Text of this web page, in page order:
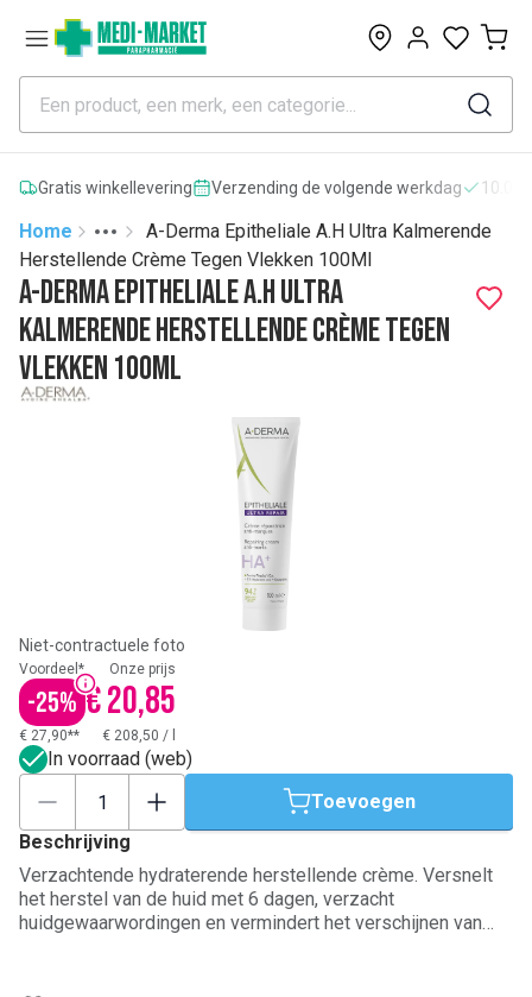
0
Gratis winkellevering Verzending de volgende werkdag
Home
More
Toggle menu
A-Derma Epitheliale A.H Ultra Kalmerende
Herstellende Crème Tegen Vlekken 100Ml
A-Derma Epitheliale A.H Ultra
Kalmerende Herstellende Crème Tegen
Vlekken 100Ml
Niet-contractuele foto
Voordeel*
-25%
Onze prijs
€ 20,85
€ 27,90** € 208,50 /
In voorraad (web)
Toevoegen
Beschrijving
Verzachtende hydraterende herstellende crème. Versnelt
het herstel van de huid met 6 dagen, verzacht
huidgewaarwordingen en vermindert het verschijnen van